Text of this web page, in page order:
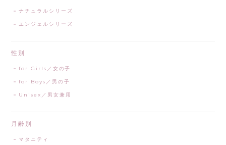
ナチュラルシリーズ
エンジェルシリーズ
性別
for Girls／女の子
for Boys／男の子
Unisex／男女兼用
月齢別
マタニティ